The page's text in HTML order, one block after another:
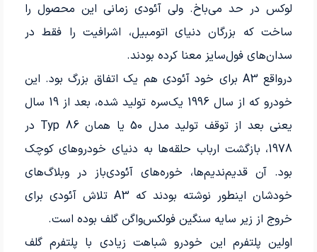
لوکس در حد می‌باخ. ولی آئودی زمانی این محصول را
ساخت که بزرگان دنیای اتومبیل، اشرافیت را فقط در
سدان‌های فول‌سایز معنا کرده بودند.
درواقع A3 برای خود آئودی هم یک اتفاق بزرگ بود. این
خودرو که از سال 1996 یک‌سره تولید شده، بعد از 19 سال
یعنی بعد از توقف تولید مدل 50 یا همان Typ 86 در
1978، بازگشت ارباب حلقه‌ها به دنیای خودروهای کوچک
بود. آن قدیم‌ندیم‌ها، خوره‌های آئودی‌باز در وبلاگ‌های
خودشان اینطور نوشته بودند که A3 تلاش آئودی برای
خروج از زیر سایه سنگین فولکس‌واگن گلف بوده است.
اولین پلتفرم این خودرو شباهت زیادی با پلتفرم گلف